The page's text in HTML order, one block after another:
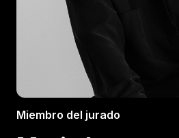
Miembro del jurado